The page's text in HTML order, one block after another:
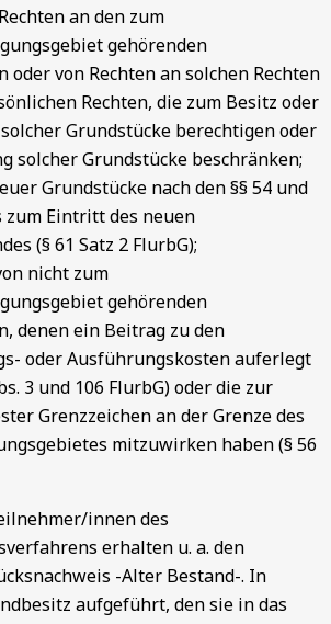
an den zum
gehörenden
oder von Rechten an solchen Rechten
Rechten, die zum Besitz oder
Grundstücke berechtigen oder
solcher Grundstücke beschränken;
Grundstücke nach den §§ 54 und
zum Eintritt des neuen
(§ 61 Satz 2 FlurbG);
nicht zum
gehörenden
denen ein Beitrag zu den
oder Ausführungskosten auferlegt
3 und 106 FlurbG) oder die zur
Grenzzeichen an der Grenze des
mitzuwirken haben (§ 56
innen des
erhalten u. a. den
-Alter Bestand-. In
aufgeführt, den sie in das